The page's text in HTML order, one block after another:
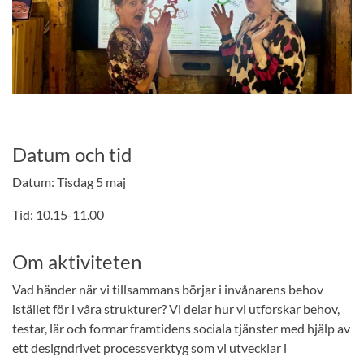
Datum och tid
Datum: Tisdag 5 maj
Tid: 10.15-11.00
Om aktiviteten
Vad händer när vi tillsammans börjar i invånarens behov
istället för i våra strukturer? Vi delar hur vi utforskar behov,
testar, lär och formar framtidens sociala tjänster med hjälp av
ett designdrivet processverktyg som vi utvecklar i